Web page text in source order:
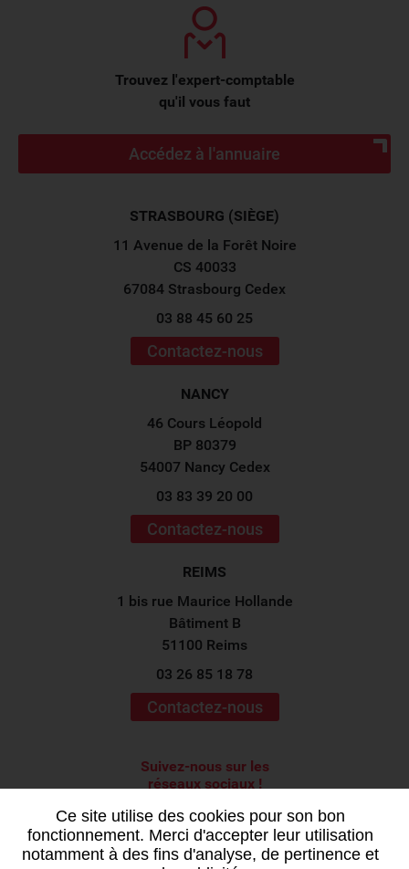
Ce site utilise des cookies pour son bon
fonctionnement. Merci d'accepter leur utilisation
notamment à des fins d'analyse, de pertinence et
Trouvez l'expert-comptable
qu'il vous faut
Accédez à l'annuaire
STRASBOURG (SIÈGE)
11 Avenue de la Forêt Noire
CS 40033
67084 Strasbourg Cedex
03 88 45 60 25
Contactez-nous
NANCY
46 Cours Léopold
BP 80379
54007 Nancy Cedex
03 83 39 20 00
Contactez-nous
REIMS
1 bis rue Maurice Hollande
Bâtiment B
51100 Reims
03 26 85 18 78
Contactez-nous
Suivez-nous sur les
réseaux sociaux !